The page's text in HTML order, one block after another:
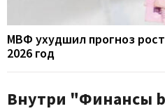
МВФ ухудшил прогноз
2026 год
Внутри "Финансы